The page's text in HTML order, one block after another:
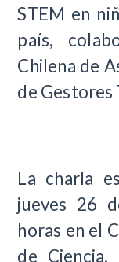
STEM en
país,
Chilena de
de Gestores
La charla
jueves 26
horas en el
de